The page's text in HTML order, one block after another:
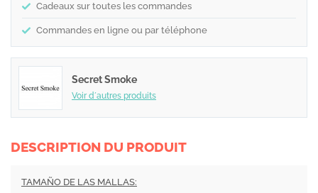
Cadeaux sur toutes les commandes
Commandes en ligne ou par téléphone
Secret Smoke
Voir d´autres produits
DESCRIPTION DU PRODUIT
TAMAÑO DE LAS MALLAS: